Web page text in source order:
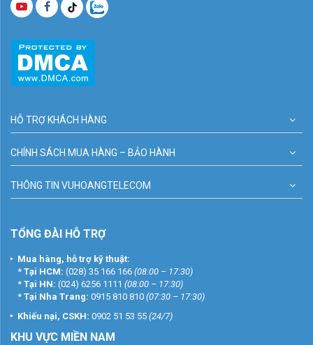
HỖ TRỢ KHÁCH HÀNG
CHÍNH SÁCH MUA HÀNG – BẢO HÀNH
THÔNG TIN VUHOANGTELECOM
TỔNG ĐÀI HỖ TRỢ
Mua hàng, hỗ trợ kỹ thuật:
* Tại HCM: (028) 35 166 166 (08:00 – 17:30)
* Tại HN: (024) 6256 1111 (08:00 – 17:30)
* Tại Nha Trang: 0915 810 810 (07:30 – 17:30)
Khiếu nại, CSKH: 0902 51 53 55 (24/7)
KHU VỰC MIỀN NAM